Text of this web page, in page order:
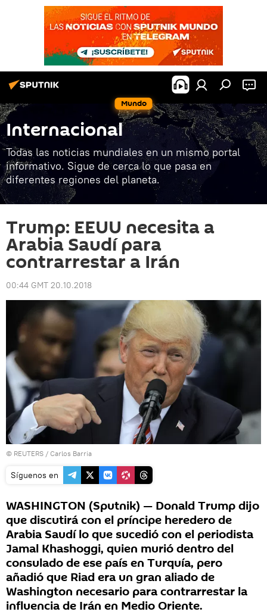
Mundo
Internacional
Todas las noticias mundiales en un mismo portal
informativo. Sigue de cerca lo que pasa en
diferentes regiones del planeta.
Trump: EEUU necesita a
Arabia Saudí para
contrarrestar a Irán
00:44 GMT 20.10.2018
© REUTERS / Carlos Barria
Síguenos en
WASHINGTON (Sputnik) — Donald Trump dijo
que discutirá con el príncipe heredero de
Arabia Saudí lo que sucedió con el periodista
Jamal Khashoggi, quien murió dentro del
consulado de ese país en Turquía, pero
añadió que Riad era un gran aliado de
Washington necesario para contrarrestar la
influencia de Irán en Medio Oriente.